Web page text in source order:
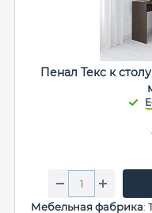
Пенал Текс к
Мебельная фабрика: